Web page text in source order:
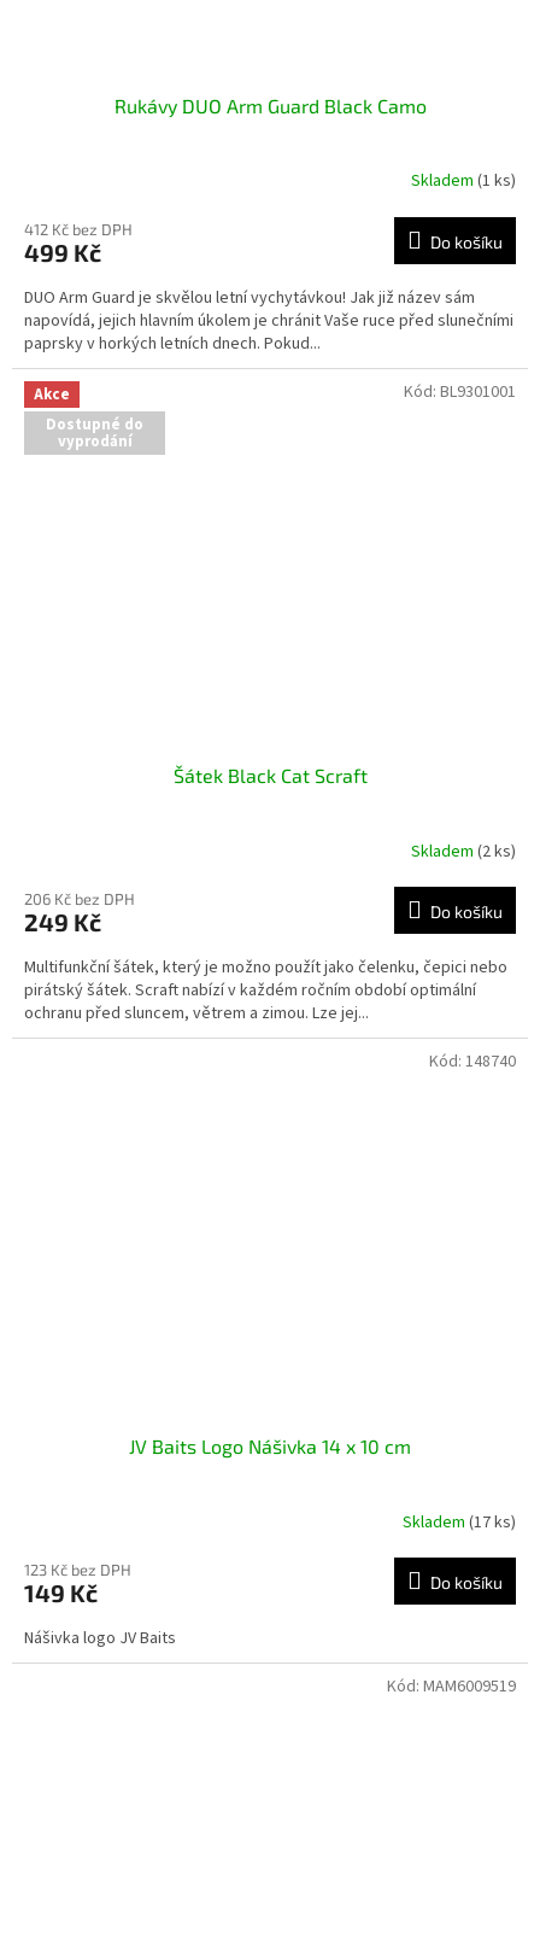
Rukávy DUO Arm Guard Black Camo
Skladem (1 ks)
412 Kč bez DPH
499 Kč Do košíku
DUO Arm Guard je skvělou letní vychytávkou! Jak již název sám
napovídá, jejich hlavním úkolem je chránit Vaše ruce před slunečními
paprsky v horkých letních dnech. Pokud...
Akce
Dostupné do
vyprodání
Šátek Black Cat Scraft
Skladem (2 ks)
206 Kč bez DPH
249 Kč Do košíku
Multifunkční šátek, který je možno použít jako čelenku, čepici nebo
pirátský šátek. Scraft nabízí v každém ročním období optimální
ochranu před sluncem, větrem a zimou. Lze jej...
Kód: BL9301001
JV Baits Logo Nášivka 14 x 10 cm
Skladem (17 ks)
123 Kč bez DPH
149 Kč Do košíku
Nášivka logo JV Baits
Kód: 148740
Kód: MAM6009519